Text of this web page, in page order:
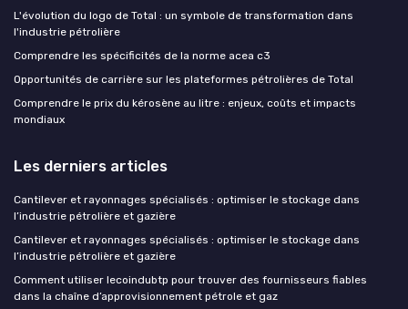
L'évolution du logo de Total : un symbole de transformation dans
l'industrie pétrolière
Comprendre les spécificités de la norme acea c3
Opportunités de carrière sur les plateformes pétrolières de Total
Comprendre le prix du kérosène au litre : enjeux, coûts et impacts
mondiaux
Les derniers articles
Cantilever et rayonnages spécialisés : optimiser le stockage dans
l’industrie pétrolière et gazière
Cantilever et rayonnages spécialisés : optimiser le stockage dans
l’industrie pétrolière et gazière
Comment utiliser lecoindubtp pour trouver des fournisseurs fiables
dans la chaîne d’approvisionnement pétrole et gaz